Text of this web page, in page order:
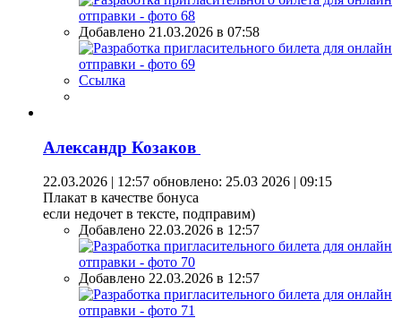
Добавлено 21.03.2026 в 07:58
Ссылка
Александр Козаков
22.03.2026 | 12:57 обновлено: 25.03 2026 | 09:15
Плакат в качестве бонуса
если недочет в тексте, подправим)
Добавлено 22.03.2026 в 12:57
Добавлено 22.03.2026 в 12:57